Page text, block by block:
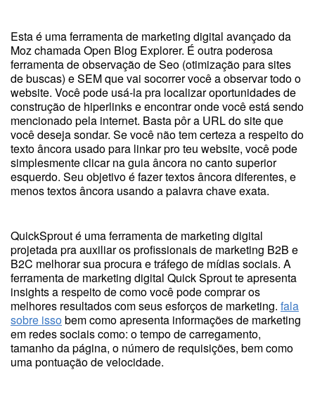
Esta é uma ferramenta de marketing digital avançado da
Moz chamada Open Blog Explorer. É outra poderosa
ferramenta de observação de Seo (otimização para sites
de buscas) e SEM que vai socorrer você a observar todo o
website. Você pode usá-la pra localizar oportunidades de
construção de hiperlinks e encontrar onde você está sendo
mencionado pela internet. Basta pôr a URL do site que
você deseja sondar. Se você não tem certeza a respeito do
texto âncora usado para linkar pro teu website, você pode
simplesmente clicar na guia âncora no canto superior
esquerdo. Seu objetivo é fazer textos âncora diferentes, e
menos textos âncora usando a palavra chave exata.
QuickSprout é uma ferramenta de marketing digital
projetada pra auxiliar os profissionais de marketing B2B e
B2C melhorar sua procura e tráfego de mídias sociais. A
ferramenta de marketing digital Quick Sprout te apresenta
insights a respeito de como você pode comprar os
melhores resultados com seus esforços de marketing. fala
sobre issobem como apresenta informações de marketing
em redes sociais como: o tempo de carregamento,
tamanho da página, o número de requisições, bem como
uma pontuação de velocidade.